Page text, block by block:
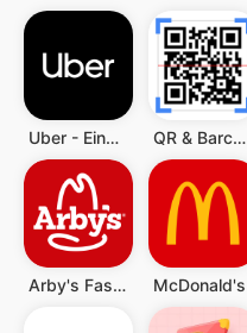
Uber - Eine Fahrt bestellen QR & Barcode Scanner (Deutsch)
Arby's Fast Food Sandwiches McDonald's